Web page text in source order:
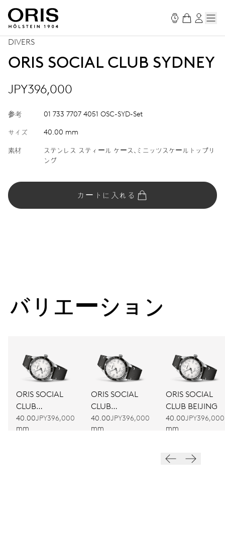
DIVERS
ORIS SOCIAL CLUB SYDNEY
JPY396,000
参考 01 733 7707 4051 OSC-SYD-Set
サイズ 40.00 mm
素材
ステンレス スティール ケース、ミニッツスケールトップリ
ング
カートに入れる
バリエーション
ORIS SOCIAL
CLUB
AMSTERDAM
40.00
mm
JPY396,000
ORIS SOCIAL
CLUB
BARCELONA
40.00
mm
JPY396,000
ORIS SOCIAL
CLUB BEIJING
40.00
mm
JPY396,000